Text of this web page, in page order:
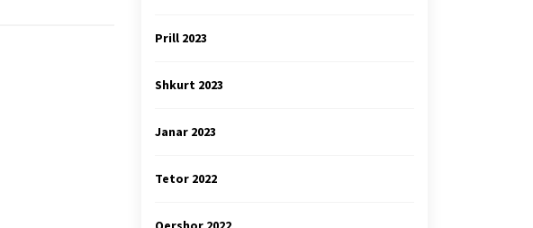
Prill 2023
Shkurt 2023
Janar 2023
Tetor 2022